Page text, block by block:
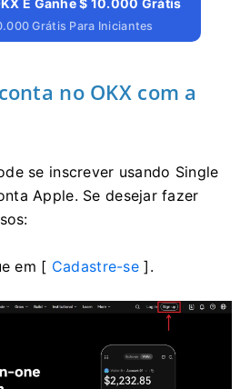
E Ganhe $ 10.000 Grátis
Grátis Para Iniciantes
no OKX com a
se inscrever usando Single
Apple. Se desejar fazer
em [ Cadastre-se].